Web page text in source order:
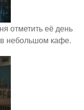
отметить её день
небольшом кафе.